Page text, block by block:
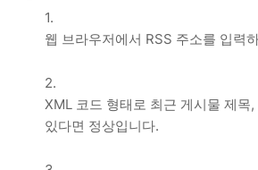
웹 브라우저에서 RSS 주소를 입력
XML 코드 형태로 최근 게시물 제목
있다면 정상입니다.